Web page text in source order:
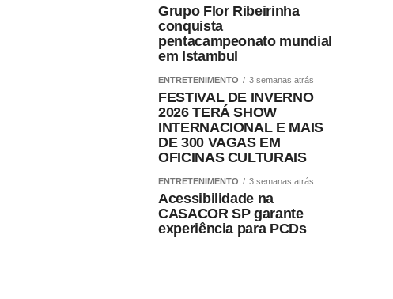
Grupo Flor Ribeirinha
conquista
pentacampeonato mundial
em Istambul
ENTRETENIMENTO 3 semanas atrás
FESTIVAL DE INVERNO
2026 TERÁ SHOW
INTERNACIONAL E MAIS
DE 300 VAGAS EM
OFICINAS CULTURAIS
ENTRETENIMENTO 3 semanas atrás
Acessibilidade na
CASACOR SP garante
experiência para PCDs